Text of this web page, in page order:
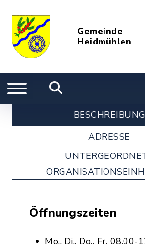
Gemeinde
Heidmühlen
BESCHREIBUNG
ADRESSE
Öffnungszeiten
Mo., Di., Do., Fr. 08.00-